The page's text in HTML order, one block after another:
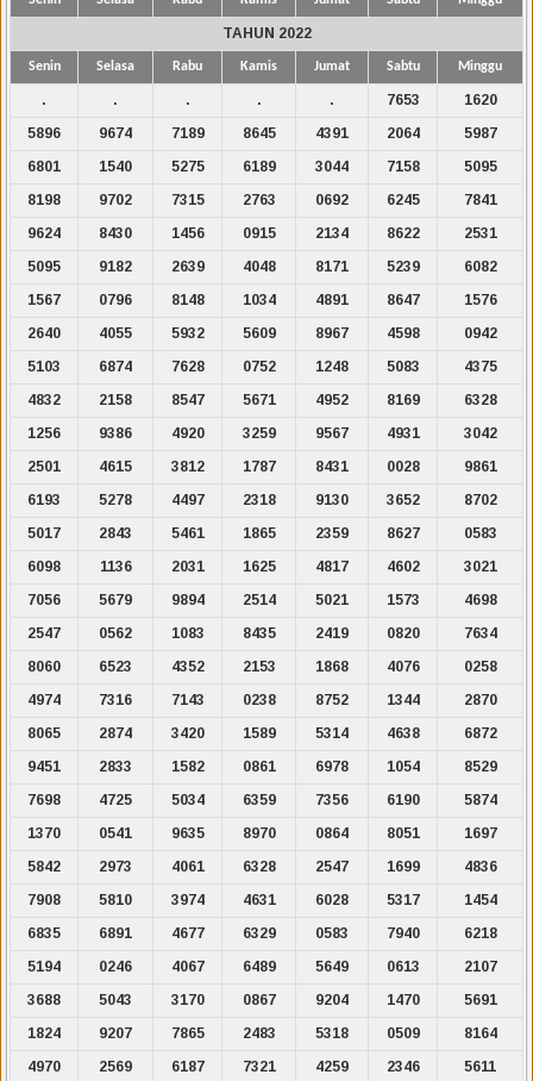
TAHUN 2022
Senin Selasa Rabu Kamis Jumat Sabtu Minggu
. . . . . 7653
1620
5896
9674 7189 8645 4391 2064
5987
6801
1540 5275 6189 3044 7158
5095
8198
9702 7315 2763 0692 6245
7841
9624
8430 1456 0915 2134 8622
2531
5095
9182 2639 4048 8171 5239
6082
1567
0796 8148 1034 4891 8647
1576
2640
4055 5932 5609 8967 4598
0942
5103
6874 7628 0752 1248 5083
4375
4832
2158 8547 5671 4952 8169
6328
1256
9386 4920 3259 9567 4931
3042
2501
4615 3812 1787 8431 0028
9861
6193
5278 4497 2318 9130 3652
8702
5017
2843 5461 1865 2359 8627
0583
6098
1136 2031 1625 4817 4602
3021
7056
5679 9894 2514 5021 1573
4698
2547
0562 1083 8435 2419 0820
7634
8060
6523 4352 2153 1868 4076
0258
4974
7316 7143 0238 8752 1344
2870
8065
2874 3420 1589 5314 4638
6872
9451
2833 1582 0861 6978 1054
8529
7698
4725 5034 6359 7356 6190
5874
1370
0541 9635 8970 0864 8051
1697
5842
2973 4061 6328 2547 1699
4836
7908
5810 3974 4631 6028 5317
1454
6835
6891 4677 6329 0583 7940
6218
5194
0246 4067 6489 5649 0613
2107
3688
5043 3170 0867 9204 1470
5691
1824
9207 7865 2483 5318 0509
8164
4970
2569 6187 7321 4259 2346
5611